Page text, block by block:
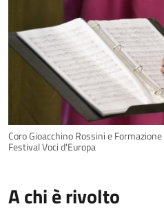
Coro Gioacchino Rossini e
Festival Voci d'Europa
A chi è rivolto